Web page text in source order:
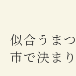
似合うま
市で決まり